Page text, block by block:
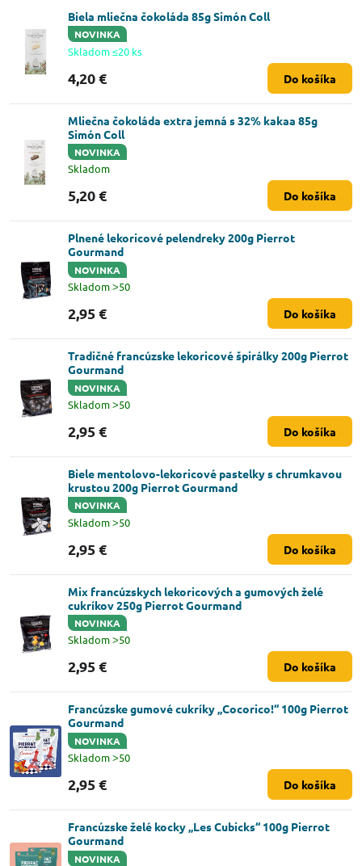
Biela mliečna čokoláda 85g Simón Coll
NOVINKA
Skladom ≤20 ks
4,20 € Do košíka
Mliečna čokoláda extra jemná s 32% kakaa 85g
Simón Coll
NOVINKA
Skladom
5,20 € Do košíka
Plnené lekoricové pelendreky 200g Pierrot
Gourmand
NOVINKA
Skladom ˃50
2,95 € Do košíka
Tradičné francúzske lekoricové špirálky 200g Pierrot
Gourmand
NOVINKA
Skladom ˃50
2,95 € Do košíka
Biele mentolovo-lekoricové pastelky s chrumkavou
krustou 200g Pierrot Gourmand
NOVINKA
Skladom ˃50
2,95 € Do košíka
Mix francúzskych lekoricových a gumových želé
cukríkov 250g Pierrot Gourmand
NOVINKA
Skladom ˃50
2,95 € Do košíka
Francúzske gumové cukríky „Cocorico!“ 100g Pierrot
Gourmand
NOVINKA
Skladom ˃50
2,95 € Do košíka
Francúzske želé kocky „Les Cubicks“ 100g Pierrot
Gourmand
NOVINKA